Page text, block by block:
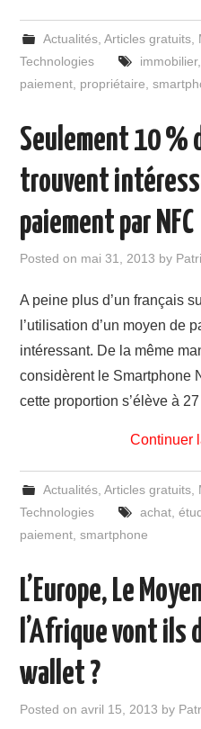
Actualités, Articles gratuits,
Technologies
immobilier,
paiement propriétaire ,
Seulement 10 %
trouvent
paiement par NFC
Posted on mai 31, 2013 by
A peine plus d’un français
l’utilisation d’un moyen de
intéressant. De la même
considèrent le Smartphone
cette proportion s’élève à
Continuer
Actualités, Articles gratuits,
Technologies
achat,
paiement ,smartphone
L’Europe, Le
l’Afrique vont ils
wallet ?
Posted onavril 15, 2013 by